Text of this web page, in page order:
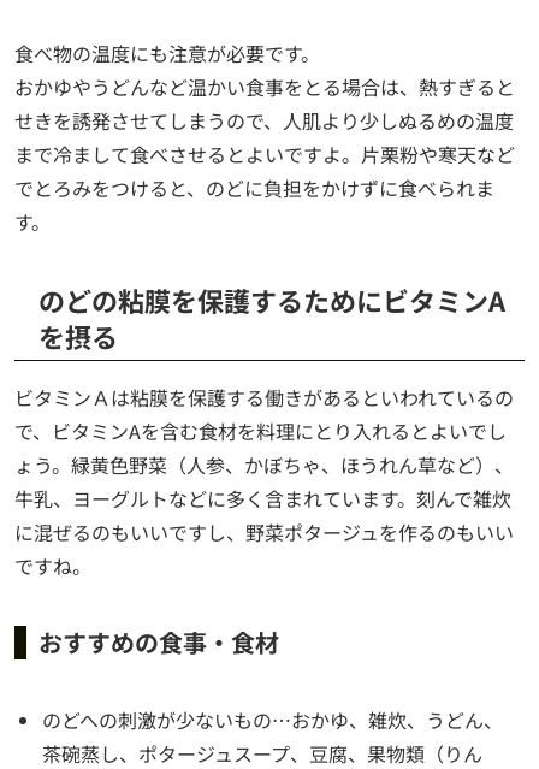
食べ物の温度にも注意が必要です。
おかゆやうどんなど温かい食事をとる場合は、熱すぎると
せきを誘発させてしまうので、人肌より少しぬるめの温度
まで冷まして食べさせるとよいですよ。片栗粉や寒天など
でとろみをつけると、のどに負担をかけずに食べられま
す。
のどの粘膜を保護するためにビタミンA
を摂る
ビタミンＡは粘膜を保護する働きがあるといわれているの
で、ビタミンAを含む食材を料理にとり入れるとよいでし
ょう。緑黄色野菜（人参、かぼちゃ、ほうれん草など）、
牛乳、ヨーグルトなどに多く含まれています。刻んで雑炊
に混ぜるのもいいですし、野菜ポタージュを作るのもいい
ですね。
おすすめの食事・食材
のどへの刺激が少ないもの…おかゆ、雑炊、うどん、
茶碗蒸し、ポタージュスープ、豆腐、果物類（りん